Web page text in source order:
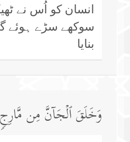
انسان کو اُس نے
سوکھے سڑے ہوئے
بنایا
وَخَلَقَ ٱلۡجَاۤنَّ مِن